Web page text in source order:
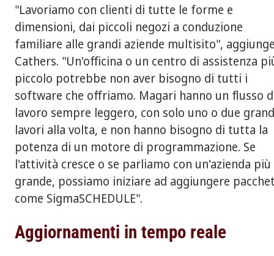
"Lavoriamo con clienti di tutte le forme e
dimensioni, dai piccoli negozi a conduzione
familiare alle grandi aziende multisito",
Cathers. "Un'officina o un centro di assistenza
piccolo potrebbe non aver bisogno di tutti i
software che offriamo. Magari hanno un flusso
lavoro sempre leggero, con solo uno o due
lavori alla volta, e non hanno bisogno di tutta la
potenza di un motore di programmazione. Se
l'attività cresce o se parliamo con un'azienda più
grande, possiamo iniziare ad aggiungere
come SigmaSCHEDULE".
Aggiornamenti in tempo reale